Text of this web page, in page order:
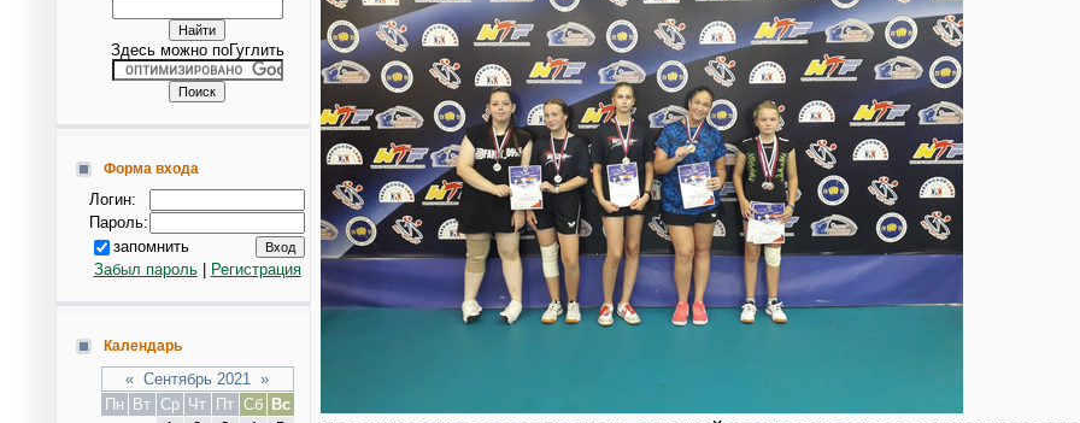
Здесь можно поГуглить
Форма входа
Логин:
Пароль:
запомнить
Забыл пароль| Регистрация
Календарь
« Сентябрь 2021 »
Пн
Вт Ср Чт Пт Сб
Вс